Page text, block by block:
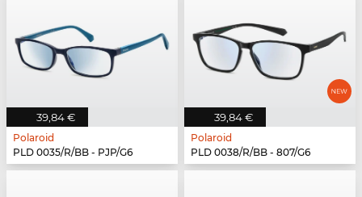
39,84 €
Polaroid
PLD 0035/R/BB - PJP/G6
39,84 €
Polaroid
PLD 0038/R/BB - 807/G6